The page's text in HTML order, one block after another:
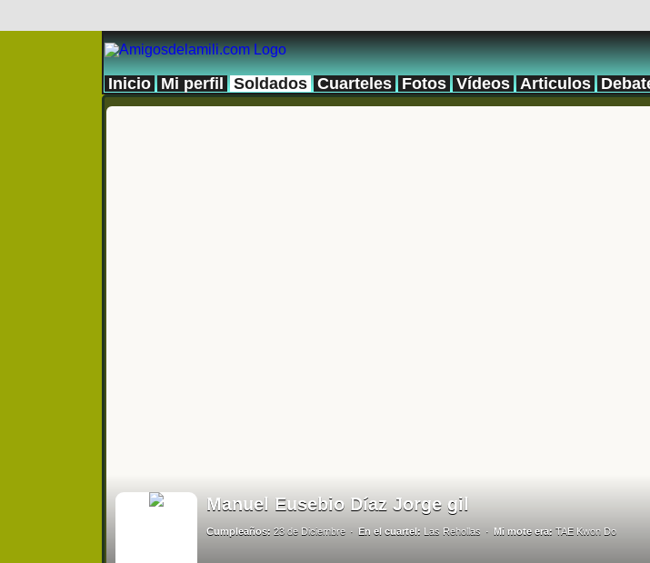
Inicio Mi perfil Soldados Cuarteles Fotos Vídeos Articulos
Manuel Eusebio Díaz Jorge gil
Cumpleaños: 23 de Diciembre En el cuartel: Las Rehollas Mi mote era: TAE Kwon Do